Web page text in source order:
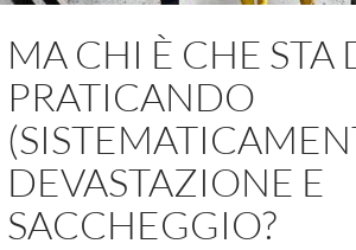
MA CHI È CHE STA
PRATICANDO
DEVASTAZIONE E
SACCHEGGIO?